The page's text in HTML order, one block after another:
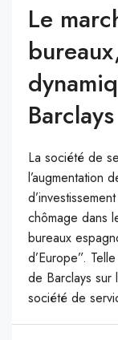
Le
Barclays
La société de
l’augmentation
chômage dans
bureaux
d’Europe”.
de Barclays sur
société de